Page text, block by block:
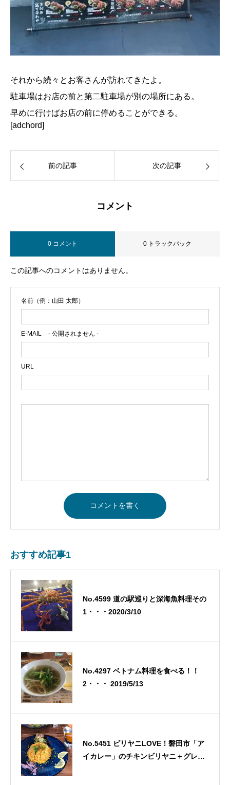
それから続々とお客さんが訪れてきたよ。
駐車場はお店の前と第二駐車場が別の場所にある。
早めに行けばお店の前に停めることができる。
[adchord]
前の記事 次の記事
コメント
0 コメント 0 トラックバック
この記事へのコメントはありません。
名前（例：山田 太郎）
E-MAIL - 公開されません -
URL
おすすめ記事1
No.4599 道の駅巡りと深海魚料理その
1・・・2020/3/10
No.4297 ベトナム料理を食べる！！
2・・・ 2019/5/13
No.5451 ビリヤニLOVE！磐田市「ア
イカレー」のチキンビリヤニ＋グレー